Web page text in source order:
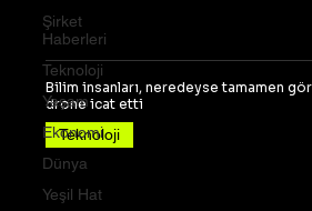
Şirket
Haberleri
Teknoloji
Yaşam
Ekonomi
Dünya
Yeşil Hat
Bilim insanları, neredeyse tamamen
drone icat etti
Teknoloji